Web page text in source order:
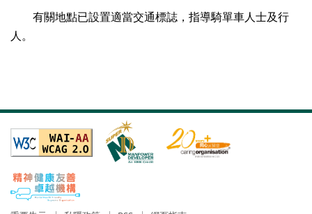
有關地點已設置適當交通標誌，指導騎單車人士及行
人。